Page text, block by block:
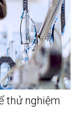
thử nghiệm